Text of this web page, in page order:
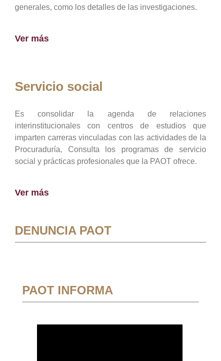
generales, como los detalles de las investigaciones.
Ver más
Servicio social
Es consolidar la agenda de relaciones
interinstitucionales con centros de estudios que
imparten carreras vinculadas con las actividades de la
Procuraduría, Consulta los programas de servicio
social y prácticas profesionales que la PAOT ofrece.
Ver más
DENUNCIA PAOT
PAOT INFORMA